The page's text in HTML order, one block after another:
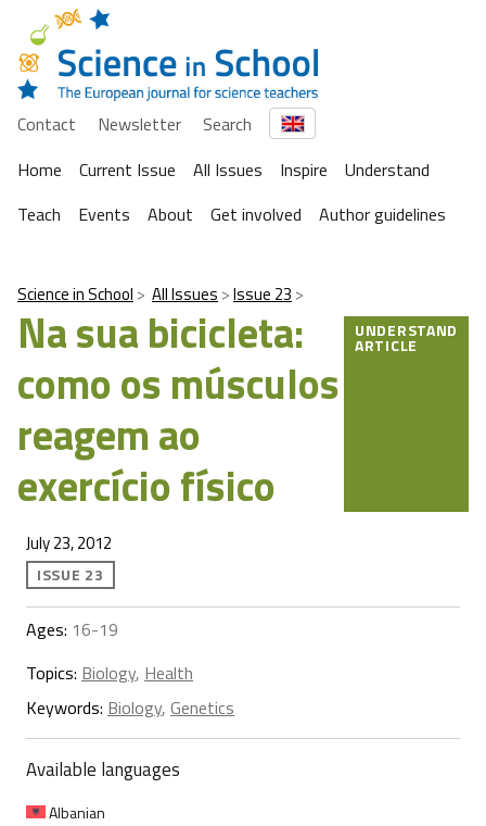
Contact Newsletter
Search
Home
Current Issue All Issues Inspire
Understand
Teach
Events About Get involved Author guidelines
Science in School All Issues Issue 23
Na sua bicicleta:
como os músculos
reagem ao
exercício físico
UNDERSTAND
ARTICLE
July 23, 2012
ISSUE 23
Ages: 16-19
Topics: Biology, Health
Keywords: Biology, Genetics
Available languages
Albanian